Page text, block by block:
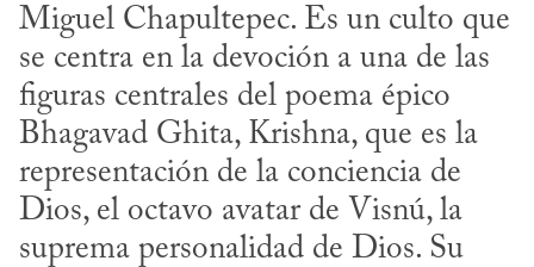
Miguel Chapultepec. Es un culto que
se centra en la devoción a una de las
figuras centrales del poema épico
Bhagavad Ghita, Krish­na, que es la
representación de la conciencia de
Dios, el octavo avatar de Visnú, la
suprema personalidad de Dios. Su